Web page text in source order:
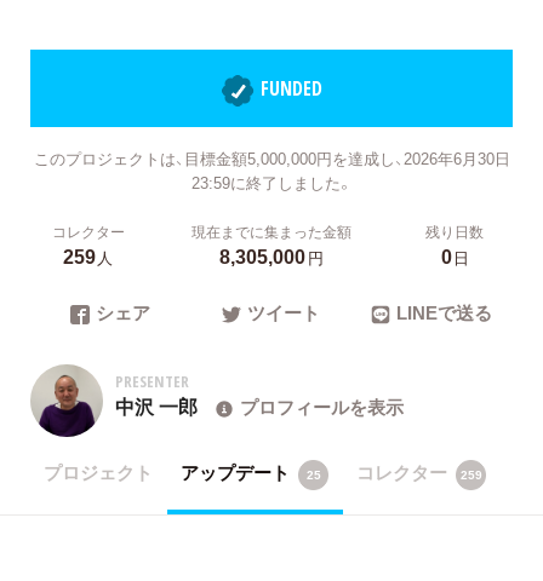
FUNDED
このプロジェクトは、目標金額5,000,000円を達成し、2026年6月30日
23:59に終了しました。
コレクター
259人
現在までに集まった金額
8,305,000円
残り日数
0日
シェア ツイート LINEで送る
PRESENTER
中沢 一郎 プロフィールを表示
プロジェクト アップデート 25 コレクター 259